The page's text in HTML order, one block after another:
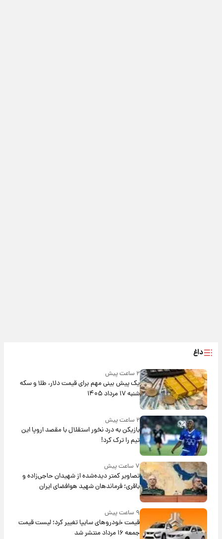
داغ
۲ ساعت پیش
یک پیش ‌بینی مهم برای قیمت دلار، طلا و سکه
شنبه ۱۷ مرداد ۱۴۰۵
۲ ساعت پیش
بازیکن به درد نخور استقلال با مقصد اروپا این
تیم را ترک کرد!
۷ ساعت پیش
تصاویر کمتر دیده‌شده از شهیدان حاجی‌زاده و
باقری؛ فرماندهان شهید هوافضای ایران
۹ ساعت پیش
قیمت خودروهای سایپا تغییر کرد؛ لیست قیمت
جمعه ۱۶ مرداد منتشر شد